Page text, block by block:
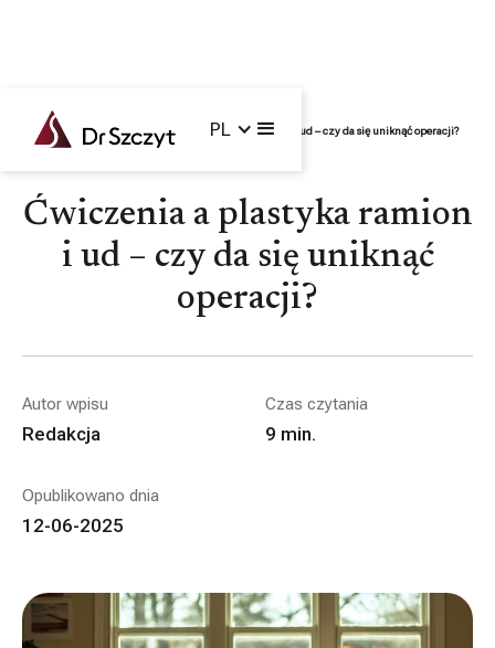
PL
Główna / Blog /Ciało/Ćwiczenia a plastyka ramion i ud – czy da się uniknąć operacji?
Ćwiczenia a plastyka ramion
i ud – czy da się uniknąć
operacji?
Autor wpisu
Redakcja
Czas czytania
9 min.
Opublikowano dnia
12-06-2025